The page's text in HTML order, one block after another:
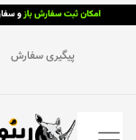
پیگیری سفارش